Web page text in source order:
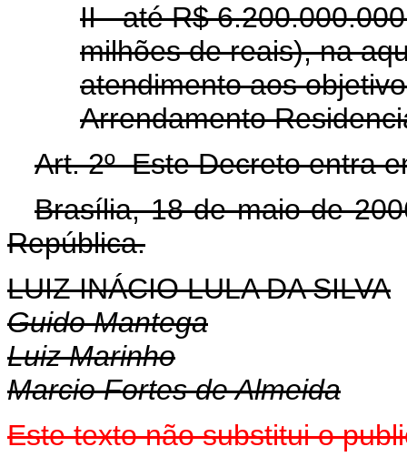
II - até R$
milhões de reais), na
atendimento aos
Arrendamento
Art. 2º Este Decreto entra
Brasília, 18 de maio de
República.
LUIZ INÁCIO LULA DA SILVA
Guido Mantega
Luiz Marinho
Marcio Fortes de Almeida
Este texto não substitui o